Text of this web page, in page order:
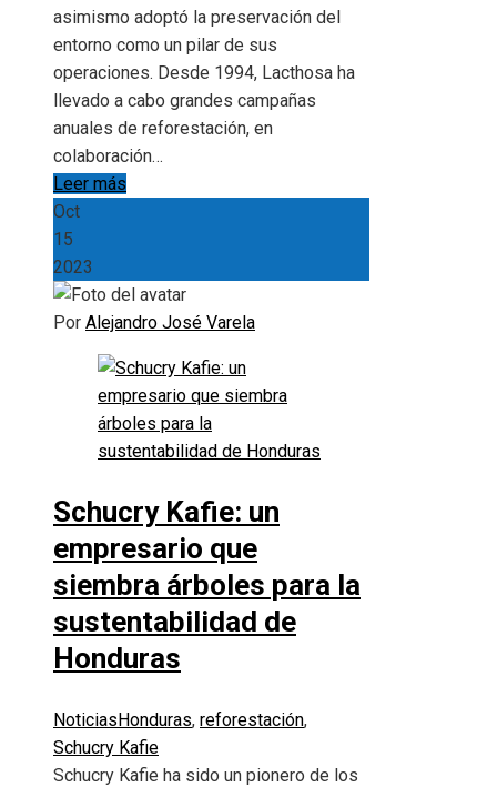
asimismo adoptó la preservación del
entorno como un pilar de sus
operaciones. Desde 1994, Lacthosa ha
llevado a cabo grandes campañas
anuales de reforestación, en
colaboración…
Leer más
Oct
15
2023
Por Alejandro José Varela
Schucry Kafie: un
empresario que
siembra árboles para la
sustentabilidad de
Honduras
NoticiasHonduras, reforestación,
Schucry Kafie
Schucry Kafie ha sido un pionero de los